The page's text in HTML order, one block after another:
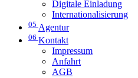
Digitale Einladung
Internationalisierung
05 Agentur
06 Kontakt
Impressum
Anfahrt
AGB